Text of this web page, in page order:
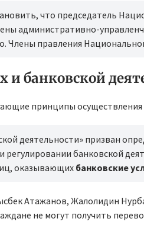
что председатель
административно-
Члены правления
и банковской
принципы осуществления
деятельности» призван
банковской
оказывающих банковские
Атажанов, Жалолидин
не могут получить